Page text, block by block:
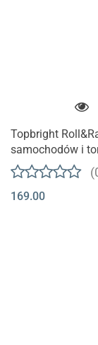
Topbright
samochodów i
169.00